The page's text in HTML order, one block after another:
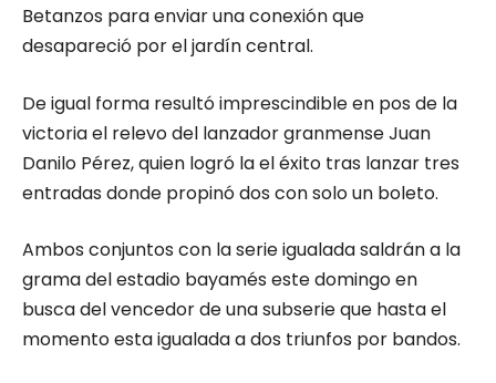
Betanzos para enviar una conexión que
desapareció por el jardín central.
De igual forma resultó imprescindible en pos de la
victoria el relevo del lanzador granmense Juan
Danilo Pérez, quien logró la el éxito tras lanzar tres
entradas donde propinó dos con solo un boleto.
Ambos conjuntos con la serie igualada saldrán a la
grama del estadio bayamés este domingo en
busca del vencedor de una subserie que hasta el
momento esta igualada a dos triunfos por bandos.